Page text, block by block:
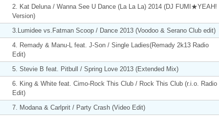
2. Kat Deluna / Wanna See U Dance (La La La) 2014 (DJ FUMI★YEAH!
Version)
3.Lumidee vs.Fatman Scoop / Dance 2013 (Voodoo & Serano Club edit)
4. Remady & Manu-L feat. J-Son / Single Ladies(Remady 2k13 Radio
Edit)
5. Stevie B feat. Pitbull / Spring Love 2013 (Extended Mix)
6. King & White feat. Cimo-Rock This Club / Rock This Club (r.i.o. Radio
Edit)
7. Modana & Carlprit / Party Crash (Video Edit)